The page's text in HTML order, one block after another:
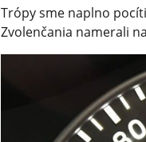
Trópy sme naplno
Zvolenčania namerali